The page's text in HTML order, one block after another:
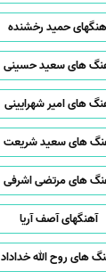
حمید رخشنده
های سعید حسینی
های امیر شهرایینی
های سعید شریعت
های مرتضی اشرفی
آهنگهای آصف آریا
های روح الله خداداد